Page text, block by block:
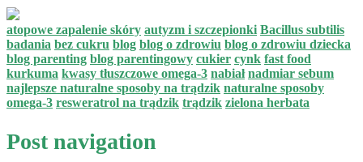
atopowe zapalenie skóry autyzm i szczepionki Bacillus subtilis
badania bez cukru blog blog o zdrowiu blog o zdrowiu dziecka
blog parenting blog parentingowy cukier cynk fast food
kurkuma kwasy tłuszczowe omega-3 nabiał nadmiar sebum
najlepsze naturalne sposoby na trądzik naturalne sposoby
omega-3 resweratrol na trądzik trądzik zielona herbata
Post navigation